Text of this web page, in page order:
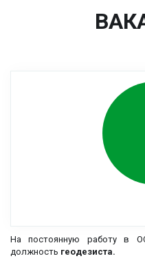
На постоянную работу в
должность геодезиста.